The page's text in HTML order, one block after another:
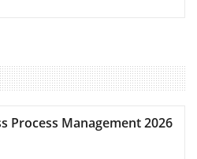
Process Management 2026